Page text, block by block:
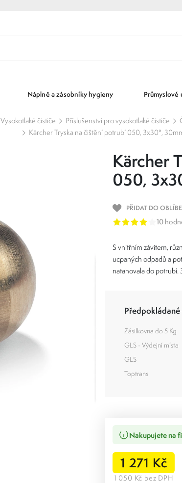
Náplně a zásobníky hygieny Průmyslové
Vysokotlaké čističe Příslušenství pro vysokotlaké čističe
Kärcher Tryska na čištění potrubí 050, 3x30°,
Kärcher
050,
PŘIDAT DO
10
S vnitřním závitem,
ucpaných odpadů a
natahovala do potrubí.
Zásilkovna do 5 Kg
GLS - Výdejní místa
GLS
Toptrans
Nakupujete na
1 271 Kč
1 050 Kč bez DPH